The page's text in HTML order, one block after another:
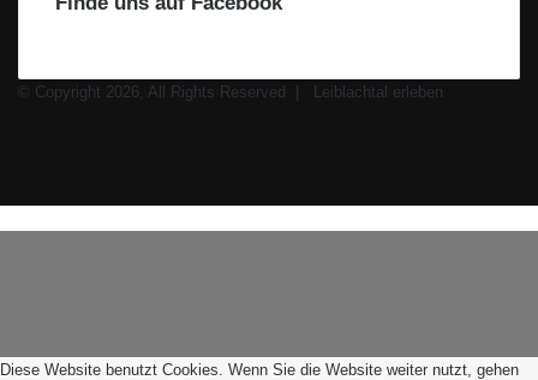
e
© Copyright 2026, All Rights Reserved |
Leiblachtal erleben
Diese Website benutzt Cookies. Wenn Sie die Website weiter nutzt, gehen